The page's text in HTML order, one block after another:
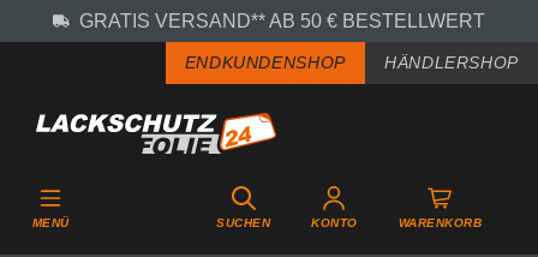
Zum Hauptinhalt springen
GRATIS VERSAND** AB 50 € BESTELLWERT
ENDKUNDENSHOP HÄNDLERSHOP
MENÜ SUCHEN KONTO WARENKORB